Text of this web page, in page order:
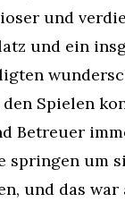
und
und ein
Spielen
Betreuer
springen um
und das